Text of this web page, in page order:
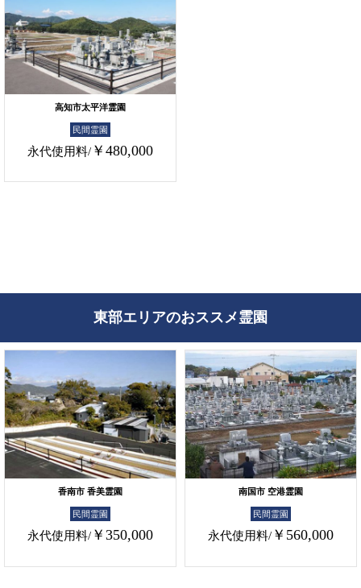
高知市太平洋霊園
民間霊園
永代使用料/ ￥480,000
東部エリアのおススメ霊園
香南市 香美霊園
民間霊園
永代使用料/ ￥350,000
南国市 空港霊園
民間霊園
永代使用料/ ￥560,000